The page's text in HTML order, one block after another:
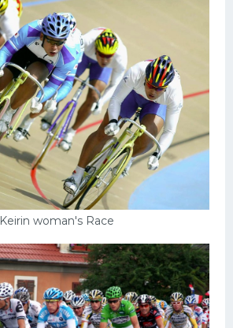
Keirin woman's Race